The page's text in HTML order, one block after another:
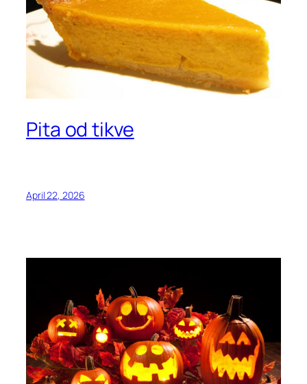
Pita od tikve
April 22, 2026